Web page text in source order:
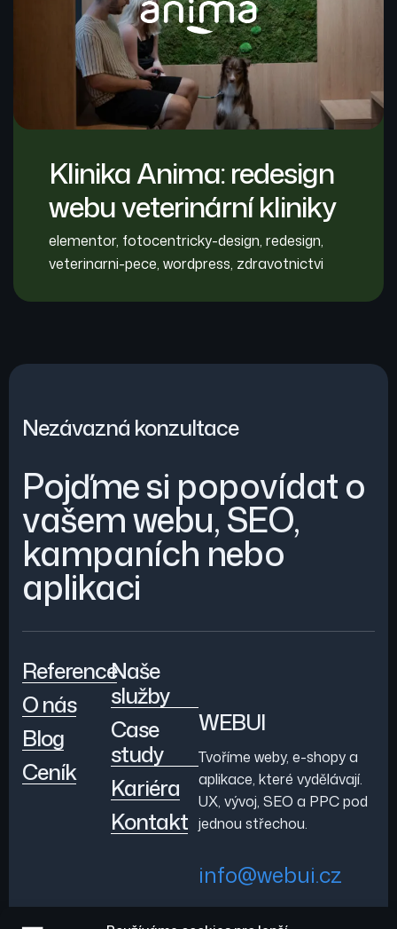
Klinika Anima: redesign
webu veterinární kliniky
elementor, fotocentricky-design, redesign,
veterinarni-pece, wordpress, zdravotnictvi
Nezávazná konzultace
Pojďme si popovídat o
vašem webu, SEO,
kampaních nebo
aplikaci
Reference
O nás
Blog
Ceník
Naše
služby
Case
study
Kariéra
Kontakt
WEBUI
Tvoříme weby, e-shopy a
aplikace, které vydělávají.
UX, vývoj, SEO a PPC pod
jednou střechou.
info@webui.cz